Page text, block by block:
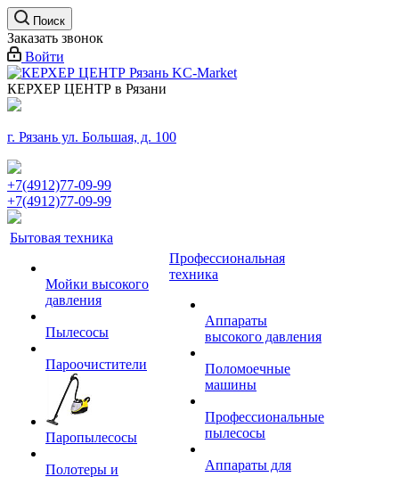
Поиск
Заказать звонок
Войти
КЕРХЕР ЦЕНТР в Рязани
г. Рязань ул. Большая, д. 100
+7(4912)77-09-99
+7(4912)77-09-99
Бытовая техника
Мойки высокого
давления
Пылесосы
Пароочистители
Паропылесосы
Полотеры и
Профессиональная
техника
Аппараты
высокого давления
Поломоечные
машины
Профессиональные
пылесосы
Аппараты для